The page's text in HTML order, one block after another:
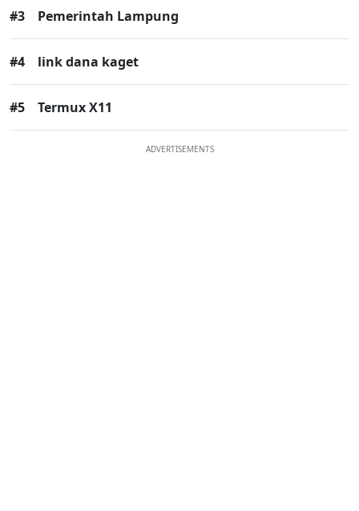
#3 Pemerintah Lampung
#4 link dana kaget
#5 Termux X11
ADVERTISEMENTS